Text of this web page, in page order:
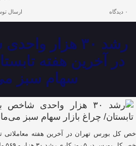
۰ دیدگاه ارسال
رشد ۳۰ هزار
در آخرین هفته
سهام سبز